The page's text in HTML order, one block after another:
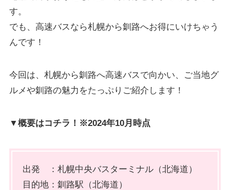
す。
でも、高速バスなら札幌から釧路へお得にいけちゃう
んです！
今回は、札幌から釧路へ高速バスで向かい、ご当地グ
ルメや釧路の魅力をたっぷりご紹介します！
▼概要はコチラ！※2024年10月時点
出発 ：札幌中央バスターミナル（北海道）
目的地：釧路駅（北海道）